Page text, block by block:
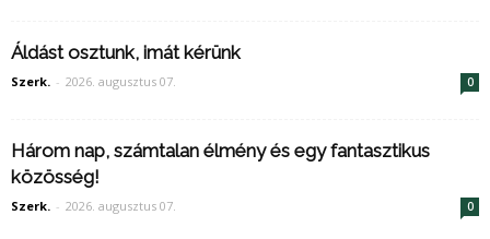
Áldást osztunk, imát kérünk
Szerk. - 2026. augusztus 07. 0
Három nap, számtalan élmény és egy fantasztikus
közösség!
Szerk. - 2026. augusztus 07. 0